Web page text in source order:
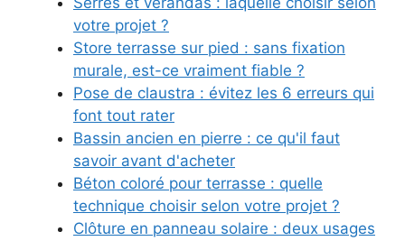
votre projet ?
Store terrasse sur pied : sans fixation
murale, est-ce vraiment fiable ?
Pose de claustra : évitez les 6 erreurs qui
font tout rater
Bassin ancien en pierre : ce qu'il faut
savoir avant d'acheter
Béton coloré pour terrasse : quelle
technique choisir selon votre projet ?
Clôture en panneau solaire : deux usages